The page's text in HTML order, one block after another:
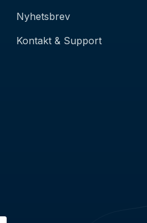
Nyhetsbrev
Kontakt & Support